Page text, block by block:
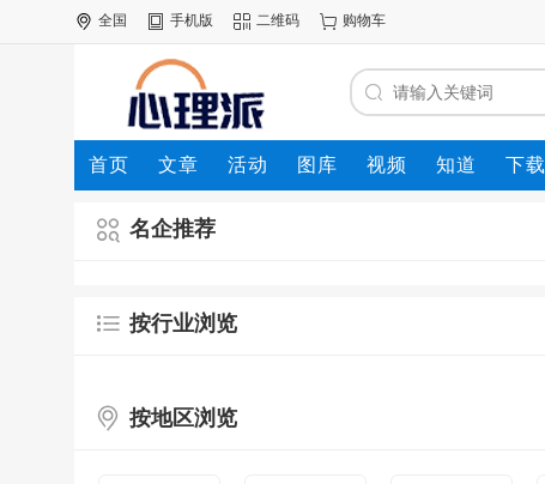
全国 手机版 二维码 购物车
首页 文章 活动 图库 视频 知道 下载
名企推荐
按行业浏览
按地区浏览